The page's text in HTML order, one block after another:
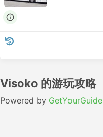
Visoko 的游玩攻略
Powered by GetYourGuide